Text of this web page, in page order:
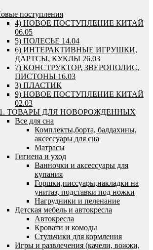
поступления
4) НОВОЕ ПОСТУПЛЕНИЕ КИТАЙ
06.05
5) ПОЛЕСЬЕ 14.04
6) ИНТЕРАКТИВНЫЕ ИГРУШКИ,
ДАРТСЫ, КУКЛЫ 26.03
7) КОНСТРУКТОР, ЗВЕРОПОЛИС,
ПИСТОНЫ 16.03
3) ПЛАСТИК
9) НОВОЕ ПОСТУПЛЕНИЕ КИТАЙ
02.03
ТОВАРЫ ДЛЯ НОВОРОЖДЕННЫХ
Все для сна
Комплекты,борта, балдахины,
аксессуары для сна
Матрасы
Гигиена и уход
Ванночки и аксессуары для
купания
Горшки,писсуары,накладки на
унитаз, подставки под ножки
Нагрудники и пеленание
Детская мебель и автокресла
Автокресла
Кровати и комоды
Стульчики для кормления
Игры и развлечения (качели, вожжи,